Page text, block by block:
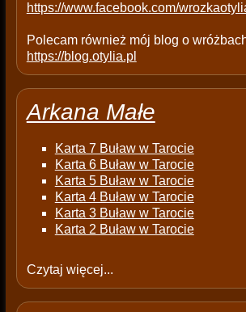
https://www.facebook.com/
Polecam również mój blog o
https://blog.otylia.pl
Arkana Małe
Karta 7 Buław w Tarocie
Karta 6 Buław w Tarocie
Karta 5 Buław w Tarocie
Karta 4 Buław w Tarocie
Karta 3 Buław w Tarocie
Karta 2 Buław w Tarocie
Czytaj więcej...